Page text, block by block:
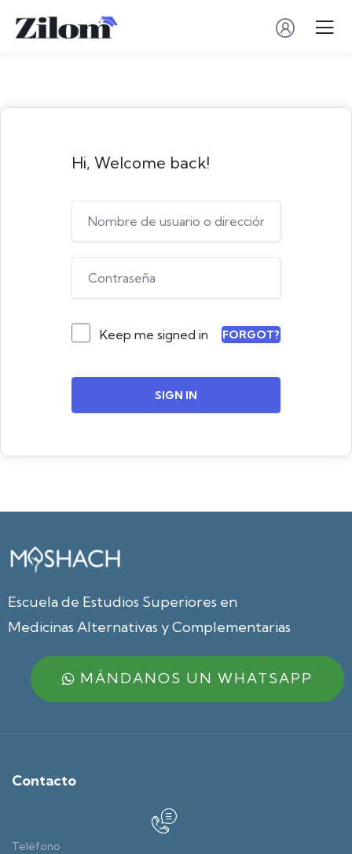
Hi, Welcome back!
Keep me signed in FORGOT?
SIGN IN
Escuela de Estudios Superiores en
Medicinas Alternativas y Complementarias
MÁNDANOS UN WHATSAPP
Contacto
Teléfono